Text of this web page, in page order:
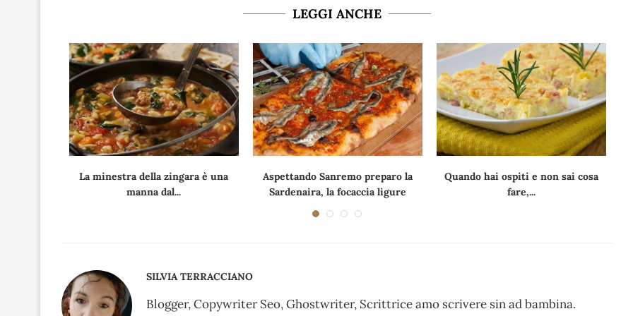
LEGGI ANCHE
La minestra della zingara è una
manna dal...
Aspettando Sanremo preparo la
Sardenaira, la focaccia ligure
Quando hai ospiti e non sai cosa
fare,...
SILVIA TERRACCIANO
Blogger, Copywriter Seo, Ghostwriter, Scrittrice amo scrivere sin ad bambina.